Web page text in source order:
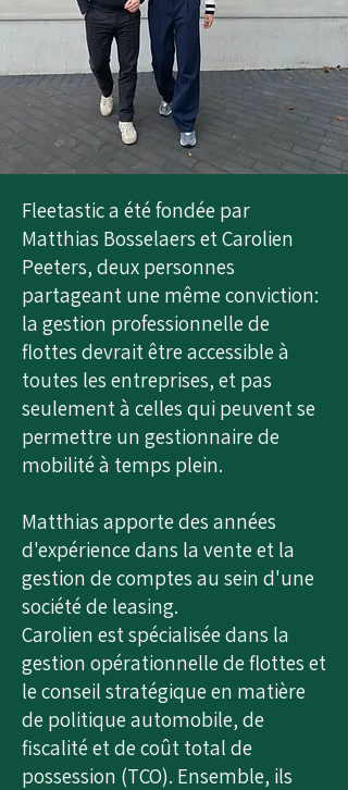
Fleetastic a été fondée par
Matthias Bosselaers et Carolien
Peeters, deux personnes
partageant une même conviction:
la gestion professionnelle de
flottes devrait être accessible à
toutes les entreprises, et pas
seulement à celles qui peuvent se
permettre un gestionnaire de
mobilité à temps plein.
Matthias apporte des années
d'expérience dans la vente et la
gestion de comptes au sein d'une
société de leasing.
Carolien est spécialisée dans la
gestion opérationnelle de flottes et
le conseil stratégique en matière
de politique automobile, de
fiscalité et de coût total de
possession (TCO). Ensemble, ils